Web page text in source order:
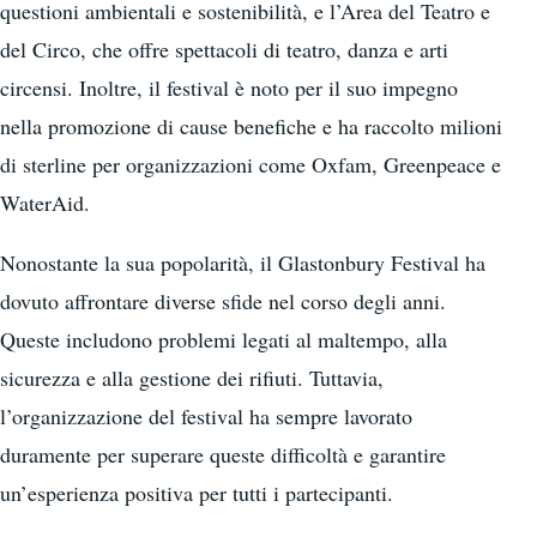
questioni ambientali e sostenibilità, e l’Area del Teatro e
del Circo, che offre spettacoli di teatro, danza e arti
circensi. Inoltre, il festival è noto per il suo impegno
nella promozione di cause benefiche e ha raccolto milioni
di sterline per organizzazioni come Oxfam, Greenpeace e
WaterAid.
Nonostante la sua popolarità, il Glastonbury Festival ha
dovuto affrontare diverse sfide nel corso degli anni.
Queste includono problemi legati al maltempo, alla
sicurezza e alla gestione dei rifiuti. Tuttavia,
l’organizzazione del festival ha sempre lavorato
duramente per superare queste difficoltà e garantire
un’esperienza positiva per tutti i partecipanti.